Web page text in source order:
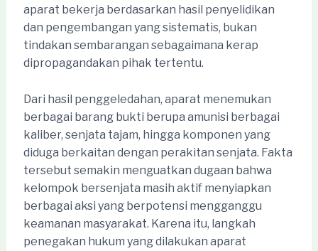
aparat bekerja berdasarkan hasil penyelidikan
dan pengembangan yang sistematis, bukan
tindakan sembarangan sebagaimana kerap
dipropagandakan pihak tertentu.
Dari hasil penggeledahan, aparat menemukan
berbagai barang bukti berupa amunisi berbagai
kaliber, senjata tajam, hingga komponen yang
diduga berkaitan dengan perakitan senjata. Fakta
tersebut semakin menguatkan dugaan bahwa
kelompok bersenjata masih aktif menyiapkan
berbagai aksi yang berpotensi mengganggu
keamanan masyarakat. Karena itu, langkah
penegakan hukum yang dilakukan aparat